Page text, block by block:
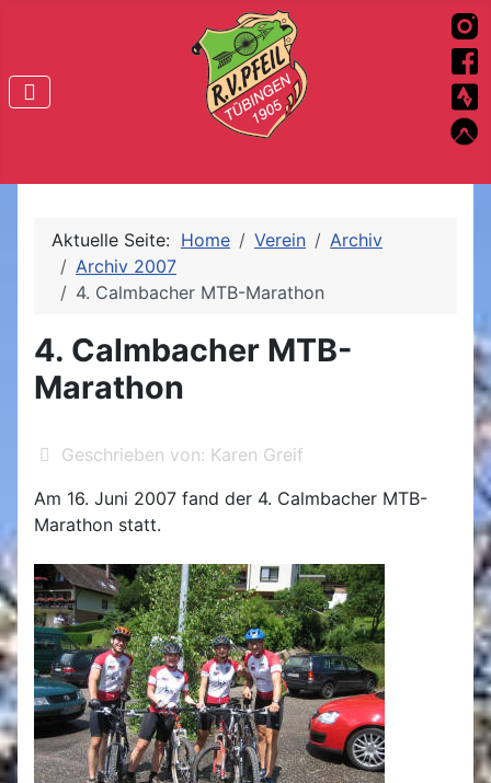
Aktuelle Seite: Home Verein
Archiv
Archiv 2007
4. Calmbacher MTB-Marathon
4. Calmbacher MTB-
Marathon
Geschrieben von: Karen Greif
Am 16. Juni 2007 fand der 4. Calmbacher MTB-
Marathon statt.